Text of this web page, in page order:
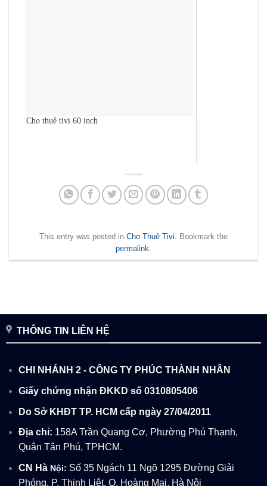
Cho thuê tivi 60 inch
This entry was posted in Cho Thuê Tivi. Bookmark the
permalink.
THÔNG TIN LIÊN HỆ
CHI NHÁNH 2 - CÔNG TY PHÚC THÀNH NHÂN
Giấy chứng nhận ĐKKD số 0310805406
Do Sở KHĐT TP. HCM cấp ngày 27/04/2011
Địa chỉ: 158A Trần Quang Cơ, Phường Phú Thạnh,
Quận Tân Phú, TPHCM.
CN Hà Nội: Số 35 Ngách 11 Ngõ 1295 Đường Giải
Phóng, P. Thịnh Liệt, Q. Hoàng Mai, Hà Nội